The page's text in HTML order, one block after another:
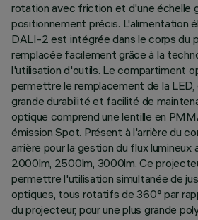
rotation avec friction et d'une échelle
positionnement précis. L'alimentation
DALI-2 est intégrée dans le corps du
remplacée facilement grâce à la
l'utilisation d'outils. Le compartiment
permettre le remplacement de la LED,
grande durabilité et facilité de
optique comprend une lentille en
émission Spot. Présent à l'arrière du
arrière pour la gestion du flux lumineux
2000lm, 2500lm, 3000lm. Ce
permettre l'utilisation simultanée de
optiques, tous rotatifs de 360° par
du projecteur, pour une plus grande